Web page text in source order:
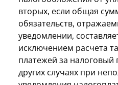
вторых, если общая
обязательств,
уведомлении,
исключением расчета
платежей за налоговый
других случаях при